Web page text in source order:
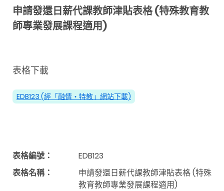
申請發還日薪代課教師津貼表格 (特殊教育教
師專業發展課程適用)
表格下載
EDB123 (經「融情‧特教」網站下載)
表格編號：
EDB123
表格名稱：
申請發還日薪代課教師津貼表格 (特殊
教育教師專業發展課程適用)